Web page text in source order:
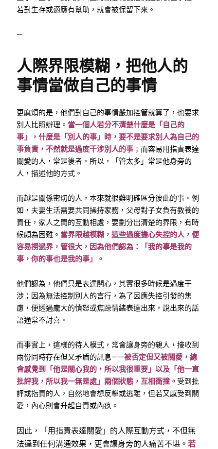
若對生存或適應有幫助，就會被保留下來。
—
人際界限模糊，把他人的
事情當做自己的事情
更麻煩的是，他們對自己的事情嚴加控管就算了，也要求
別人比照辦理。 當一個人若分不清楚什麼是「自己的
事」，什麼是「別人的事」時，要不是要求別人為自己的
事負責，不然就是過度干涉別人的事 ； 而容易用指責表達
關愛的人，常是後者。所以，「管太多」常是他身旁的
人，描述他的方式。
而越是關係密切的人，本來就很難明確區分彼此的事。例
如，夫妻生活需要共同操持家務，父母對子女負有教養的
責任，家人之間的互動相處，要劃分出清楚的界限，有時
候頗為困難。 當界限越模糊，這些過度擔心失控的人，便
容易撈過界，管很大，因為他們認為：「我的事是我的
事，你的事也是我的事」。
他們認為，他們只是表達關心，其實很多時候是過度干
涉；因為無法控制別人的言行，為了因應失控引發的焦
慮，便透過龐大的憤怒或焦躁情緒表達出來，說出來的話
語通常不討喜。
而事實上，這樣的待人模式，常會讓身旁的親人，接收到
兩份同時存在但又矛盾的訊息——被否定但又被關愛，總
會感覺到「他是關心我的，所以我很重要」以及「他一直
批評我，所以我一無是處」兩個狀態，互相衝撞。 受到批
評或指責的人，自然地會想反擊或逃離，但若又感受到關
愛，內心則會升起自責或內疚。
因此，「用指責表達關愛」的人際互動方式，不但無
法達到任何溝通效果，更會讓身旁的人痛苦不堪。 若